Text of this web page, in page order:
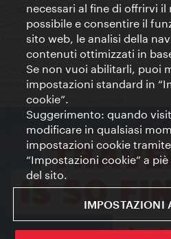
Colophon
Dichiarazione sulla protezione dei dati
Terms of Use
Accessibilità
Contatto stampa
Impostazioni cookie
© Copyright WienTourismus
necessari al fine di offrirvi il
possibile e consentire il
sito web, le analisi della
contenuti ottimizzati in
Se non vuoi abilitarli, puoi
impostazioni standard in
cookie”.
Suggerimento: quando
modificare in qualsiasi
impostazioni cookie
“Impostazioni cookie” a
del sito.
IMPOSTAZIONI